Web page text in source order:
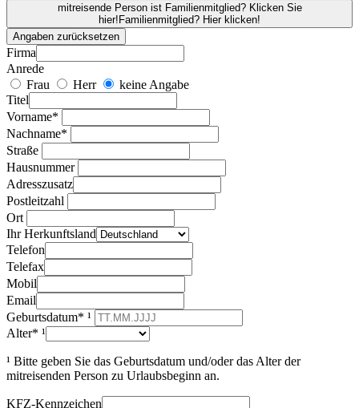
mitreisende Person ist Familienmitglied? Klicken Sie
hier! Familienmitglied? Hier klicken!
Angaben zurücksetzen
Firma
Anrede
Frau
Herr
keine Angabe
Titel
Vorname*
Nachname*
Straße
Hausnummer
Adresszusatz
Postleitzahl
Ort
Ihr Herkunftsland
Telefon
Telefax
Mobil
Email
Geburtsdatum* ¹
Alter* ¹
¹ Bitte geben Sie das Geburtsdatum und/oder das Alter der
mitreisenden Person zu Urlaubsbeginn an.
KFZ-Kennzeichen